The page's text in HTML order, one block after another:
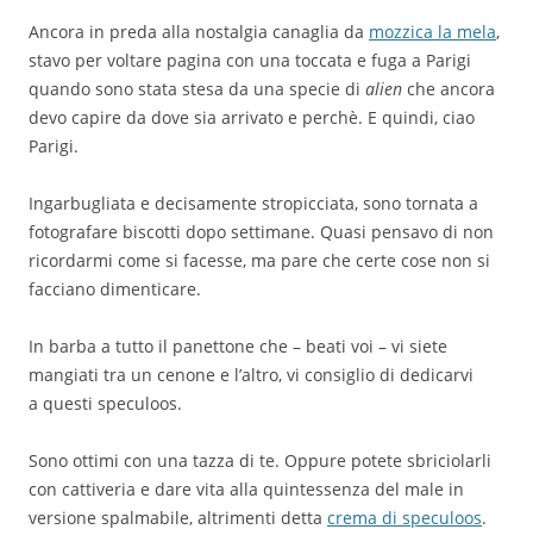
Ancora in preda alla nostalgia canaglia da mozzica la mela,
stavo per voltare pagina con una toccata e fuga a Parigi
quando sono stata stesa da una specie di alien che ancora
devo capire da dove sia arrivato e perchè. E quindi, ciao
Parigi.
Ingarbugliata e decisamente stropicciata, sono tornata a
fotografare biscotti dopo settimane. Quasi pensavo di non
ricordarmi come si facesse, ma pare che certe cose non si
facciano dimenticare.
In barba a tutto il panettone che – beati voi – vi siete
mangiati tra un cenone e l’altro, vi consiglio di dedicarvi
a questi speculoos.
Sono ottimi con una tazza di te. Oppure potete sbriciolarli
con cattiveria e dare vita alla quintessenza del male in
versione spalmabile, altrimenti detta crema di speculoos.